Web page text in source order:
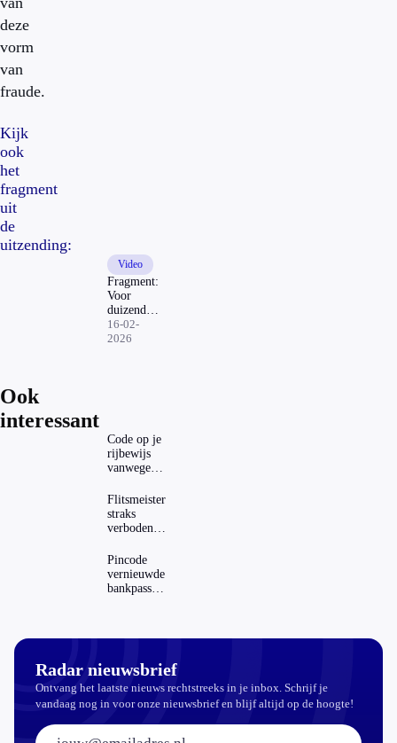
deze
vorm
van
fraude.
Kijk
ook
het
fragment
uit
de
uitzending:
Video
Fragment:
Voor
duizenden
euro's
opgelicht
16-02-
2026
Ook
interessant
Code op je
rijbewijs
vanwege
autisme?
Zo
verwijder
Flitsmeister
straks
verboden?
regels in
Nederland
en het
buitenland
Pincode
vernieuwde
bankpassen
Radar nieuwsbrief
Ontvang het laatste nieuws rechtstreeks in je inbox. Schrijf je
vandaag nog in voor onze nieuwsbrief en blijf altijd op de hoogte!
E-mailadres: